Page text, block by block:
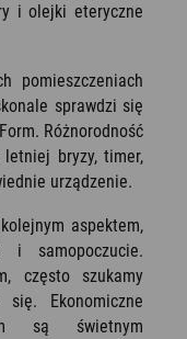
i olejki eteryczne
pomieszczeniach
sprawdzi się
Różnorodność
bryzy, timer,
urządzenie.
aspektem,
samopoczucie.
często szukamy
się. Ekonomiczne
są świetnym